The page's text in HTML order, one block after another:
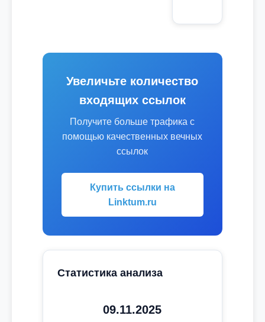
Увеличьте количество
входящих ссылок
Получите больше трафика с
помощью качественных вечных
ссылок
Купить ссылки на
Linktum.ru
Статистика анализа
09.11.2025